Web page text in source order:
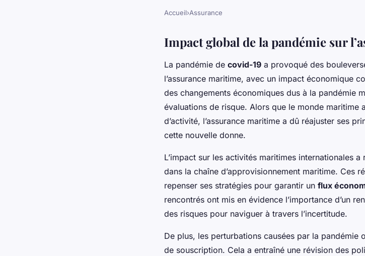
Comment la pandémie a affecté
l'assurance maritime
Accueil›Assurance
Impact global de la pandémie sur
La pandémie de covid-19 a provoqué des
l’assurance maritime, avec un impact économique
des changements économiques dus à la pandémie
évaluations de risque. Alors que le monde maritime
d’activité, l’assurance maritime a dû réajuster ses
cette nouvelle donne.
L’impact sur les activités maritimes internationales
dans la chaîne d’approvisionnement maritime. Ces
repenser ses stratégies pour garantir un flux
rencontrés ont mis en évidence l’importance d’un
des risques pour naviguer à travers l’incertitude.
De plus, les perturbations causées par la pandémie
de souscription. Cela a entraîné une révision des